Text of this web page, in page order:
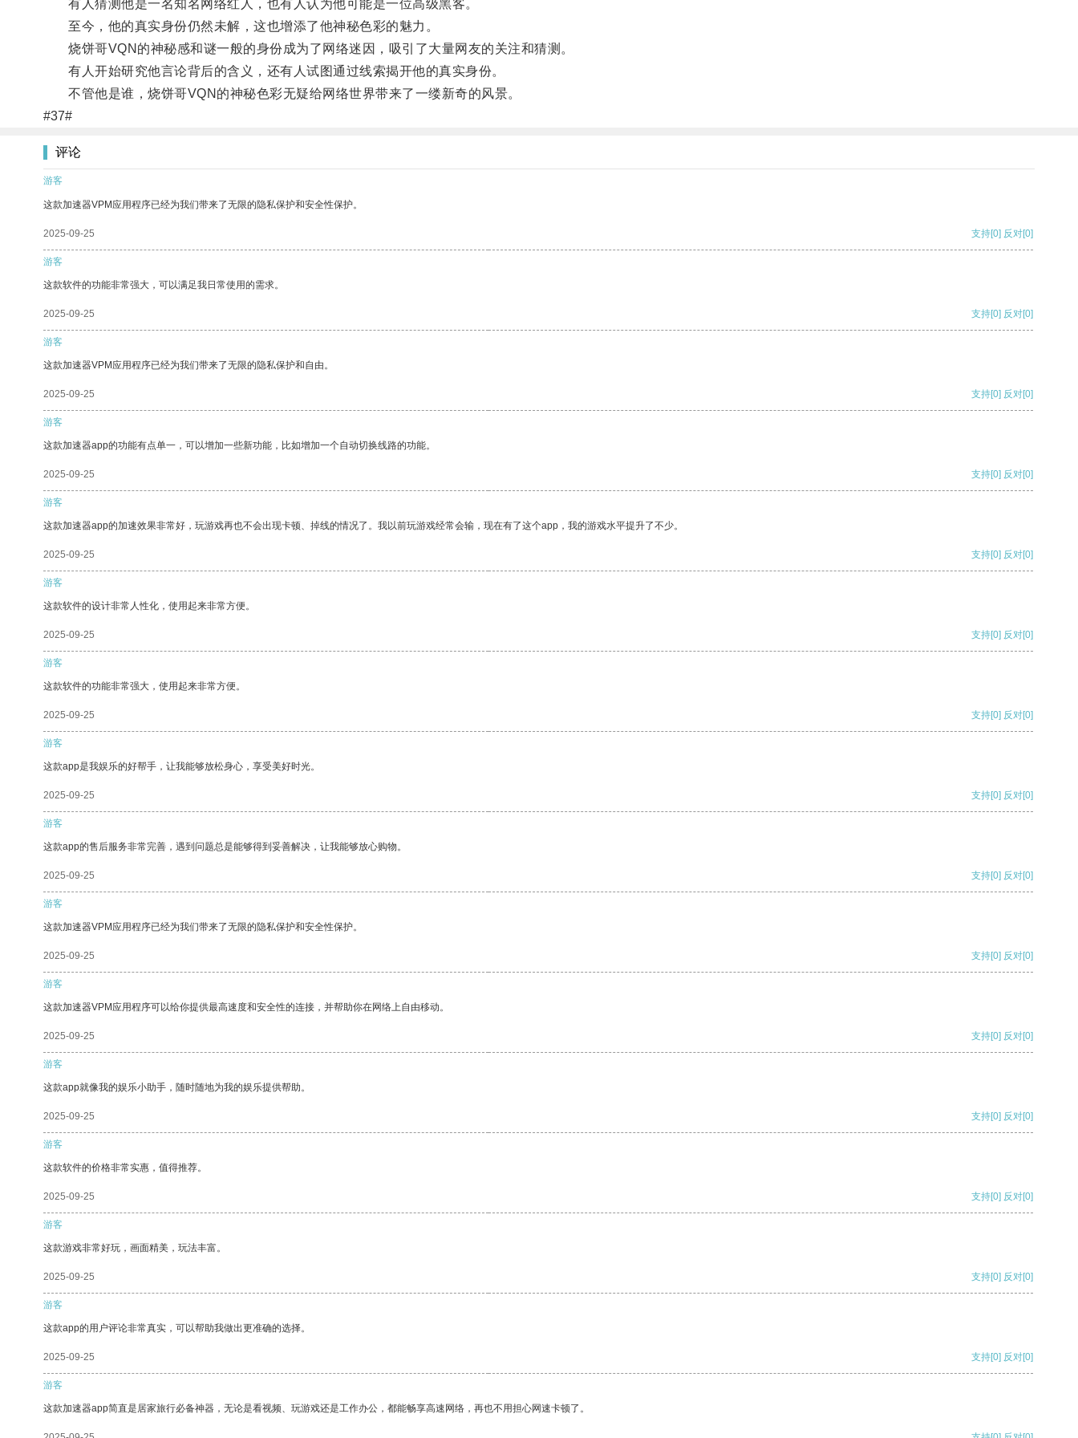
有人猜测他是一名知名网络红人，也有人认为他可能是一位高级黑客。
至今，他的真实身份仍然未解，这也增添了他神秘色彩的魅力。
烧饼哥VQN的神秘感和谜一般的身份成为了网络迷因，吸引了大量网友的关注和猜测。
有人开始研究他言论背后的含义，还有人试图通过线索揭开他的真实身份。
不管他是谁，烧饼哥VQN的神秘色彩无疑给网络世界带来了一缕新奇的风景。
#37#
评论
游客
这款加速器VPM应用程序已经为我们带来了无限的隐私保护和安全性保护。
2025-09-25 支持[0] 反对[0]
游客
这款软件的功能非常强大，可以满足我日常使用的需求。
2025-09-25 支持[0] 反对[0]
游客
这款加速器VPM应用程序已经为我们带来了无限的隐私保护和自由。
2025-09-25 支持[0] 反对[0]
游客
这款加速器app的功能有点单一，可以增加一些新功能，比如增加一个自动切换线路的功能。
2025-09-25 支持[0] 反对[0]
游客
这款加速器app的加速效果非常好，玩游戏再也不会出现卡顿、掉线的情况了。我以前玩游戏经常会输，现在有了这个app，我的游戏水平提升了不少。
2025-09-25 支持[0] 反对[0]
游客
这款软件的设计非常人性化，使用起来非常方便。
2025-09-25 支持[0] 反对[0]
游客
这款软件的功能非常强大，使用起来非常方便。
2025-09-25 支持[0] 反对[0]
游客
这款app是我娱乐的好帮手，让我能够放松身心，享受美好时光。
2025-09-25 支持[0] 反对[0]
游客
这款app的售后服务非常完善，遇到问题总是能够得到妥善解决，让我能够放心购物。
2025-09-25 支持[0] 反对[0]
游客
这款加速器VPM应用程序已经为我们带来了无限的隐私保护和安全性保护。
2025-09-25 支持[0] 反对[0]
游客
这款加速器VPM应用程序可以给你提供最高速度和安全性的连接，并帮助你在网络上自由移动。
2025-09-25 支持[0] 反对[0]
游客
这款app就像我的娱乐小助手，随时随地为我的娱乐提供帮助。
2025-09-25 支持[0] 反对[0]
游客
这款软件的价格非常实惠，值得推荐。
2025-09-25 支持[0] 反对[0]
游客
这款游戏非常好玩，画面精美，玩法丰富。
2025-09-25 支持[0] 反对[0]
游客
这款app的用户评论非常真实，可以帮助我做出更准确的选择。
2025-09-25 支持[0] 反对[0]
游客
这款加速器app简直是居家旅行必备神器，无论是看视频、玩游戏还是工作办公，都能畅享高速网络，再也不用担心网速卡顿了。